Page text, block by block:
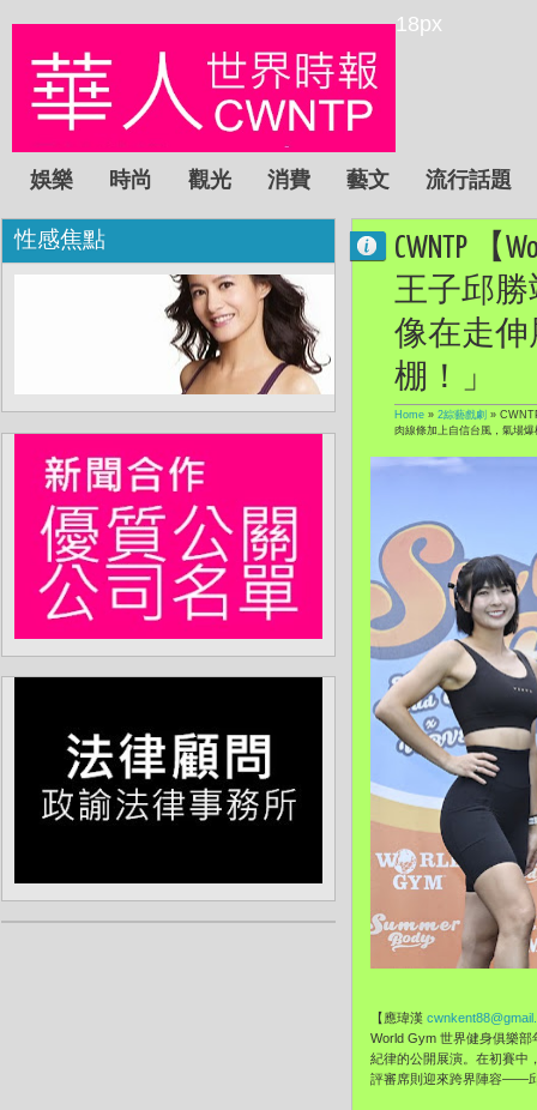
18px
娛樂 時尚 觀光 消費 藝文 流行話題
CWNTP 【
王子邱勝
像在走伸
棚！」
Home » 2綜藝戲劇 »
肉線條加上自信台風，氣場爆
【應瑋漢
World Gym 世界健身俱樂
紀律的公開展演。在初賽中
評審席則迎來跨界陣容——
性感焦點